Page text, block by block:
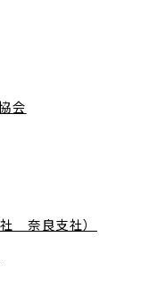
会
奈良支社）